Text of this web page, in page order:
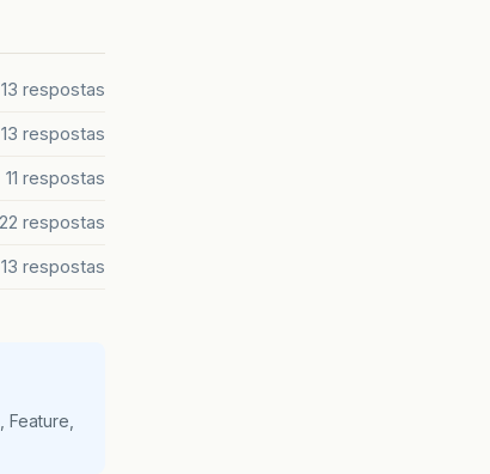
13 respostas
13 respostas
11 respostas
22 respostas
13 respostas